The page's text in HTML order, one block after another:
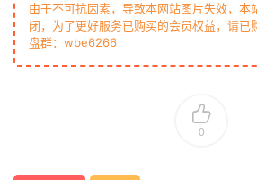
由于不可抗因素，导致本网站图片失效，
闭，为了更好服务已购买的会员权益，请已
盘群：wbe6266
0